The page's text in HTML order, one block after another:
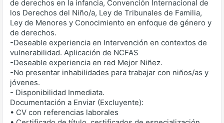
de derechos en la infancia, Convención Internacional de
los Derechos del Niño/a, Ley de Tribunales de Familia,
Ley de Menores y Conocimiento en enfoque de género y
de derechos.
-Deseable experiencia en Intervención en contextos de
vulnerabilidad. Aplicación de NCFAS
-Deseable experiencia en red Mejor Niñez.
-No presentar inhabilidades para trabajar con niños/as y
jóvenes.
- Disponibilidad Inmediata.
Documentación a Enviar (Excluyente):
• CV con referencias laborales